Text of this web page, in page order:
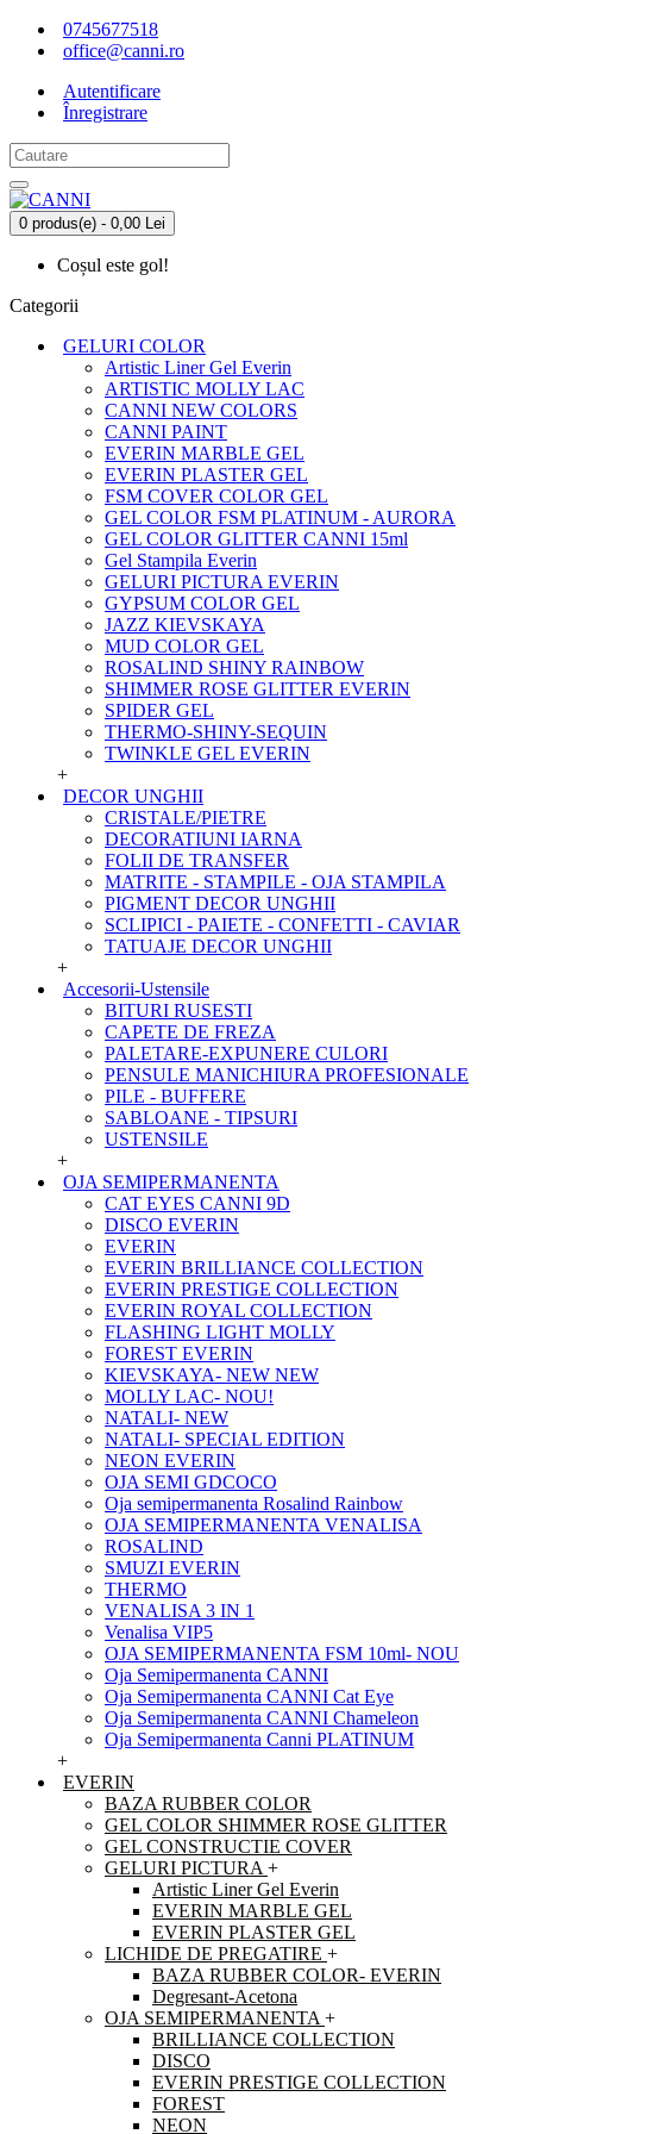
0745677518
office@canni.ro
Autentificare
Înregistrare
0 produs(e) - 0,00 Lei
Coșul este gol!
Categorii
GELURI COLOR
Artistic Liner Gel Everin
ARTISTIC MOLLY LAC
CANNI NEW COLORS
CANNI PAINT
EVERIN MARBLE GEL
EVERIN PLASTER GEL
FSM COVER COLOR GEL
GEL COLOR FSM PLATINUM - AURORA
GEL COLOR GLITTER CANNI 15ml
Gel Stampila Everin
GELURI PICTURA EVERIN
GYPSUM COLOR GEL
JAZZ KIEVSKAYA
MUD COLOR GEL
ROSALIND SHINY RAINBOW
SHIMMER ROSE GLITTER EVERIN
SPIDER GEL
THERMO-SHINY-SEQUIN
TWINKLE GEL EVERIN
+
DECOR UNGHII
CRISTALE/PIETRE
DECORATIUNI IARNA
FOLII DE TRANSFER
MATRITE - STAMPILE - OJA STAMPILA
PIGMENT DECOR UNGHII
SCLIPICI - PAIETE - CONFETTI - CAVIAR
TATUAJE DECOR UNGHII
+
Accesorii-Ustensile
BITURI RUSESTI
CAPETE DE FREZA
PALETARE-EXPUNERE CULORI
PENSULE MANICHIURA PROFESIONALE
PILE - BUFFERE
SABLOANE - TIPSURI
USTENSILE
+
OJA SEMIPERMANENTA
CAT EYES CANNI 9D
DISCO EVERIN
EVERIN
EVERIN BRILLIANCE COLLECTION
EVERIN PRESTIGE COLLECTION
EVERIN ROYAL COLLECTION
FLASHING LIGHT MOLLY
FOREST EVERIN
KIEVSKAYA- NEW NEW
MOLLY LAC- NOU!
NATALI- NEW
NATALI- SPECIAL EDITION
NEON EVERIN
OJA SEMI GDCOCO
Oja semipermanenta Rosalind Rainbow
OJA SEMIPERMANENTA VENALISA
ROSALIND
SMUZI EVERIN
THERMO
VENALISA 3 IN 1
Venalisa VIP5
OJA SEMIPERMANENTA FSM 10ml- NOU
Oja Semipermanenta CANNI
Oja Semipermanenta CANNI Cat Eye
Oja Semipermanenta CANNI Chameleon
Oja Semipermanenta Canni PLATINUM
+
EVERIN
BAZA RUBBER COLOR
GEL COLOR SHIMMER ROSE GLITTER
GEL CONSTRUCTIE COVER
GELURI PICTURA +
Artistic Liner Gel Everin
EVERIN MARBLE GEL
EVERIN PLASTER GEL
LICHIDE DE PREGATIRE +
BAZA RUBBER COLOR- EVERIN
Degresant-Acetona
OJA SEMIPERMANENTA +
BRILLIANCE COLLECTION
DISCO
EVERIN PRESTIGE COLLECTION
FOREST
NEON